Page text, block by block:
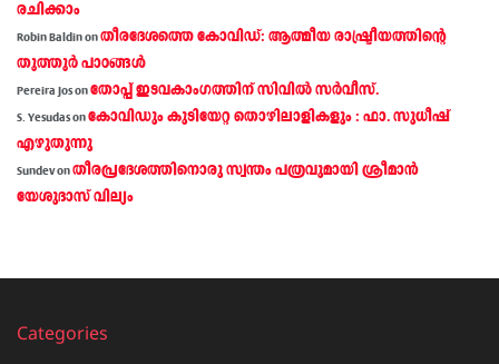
രചിക്കാം
Robin Baldinonതീരദേശത്തെ കോവിഡ്: ആത്മീയ രാഷ്ട്രീയത്തിന്റെ
തൂത്തൂര്‍ പാഠങ്ങൾ
Pereira Josonതോപ്പ് ഇടവകാംഗത്തിന് സിവിൽ സർവീസ്.
S. Yesudasonകോവിഡും കുടിയേറ്റ തൊഴിലാളികളും : ഫാ. സുധീഷ്
എഴുതുന്നു
Sundevonതീരപ്രദേശത്തിനൊരു സ്വന്തം പത്രവുമായി ശ്രീമാന്‍
യേശുദാസ് വില്യം
Categories